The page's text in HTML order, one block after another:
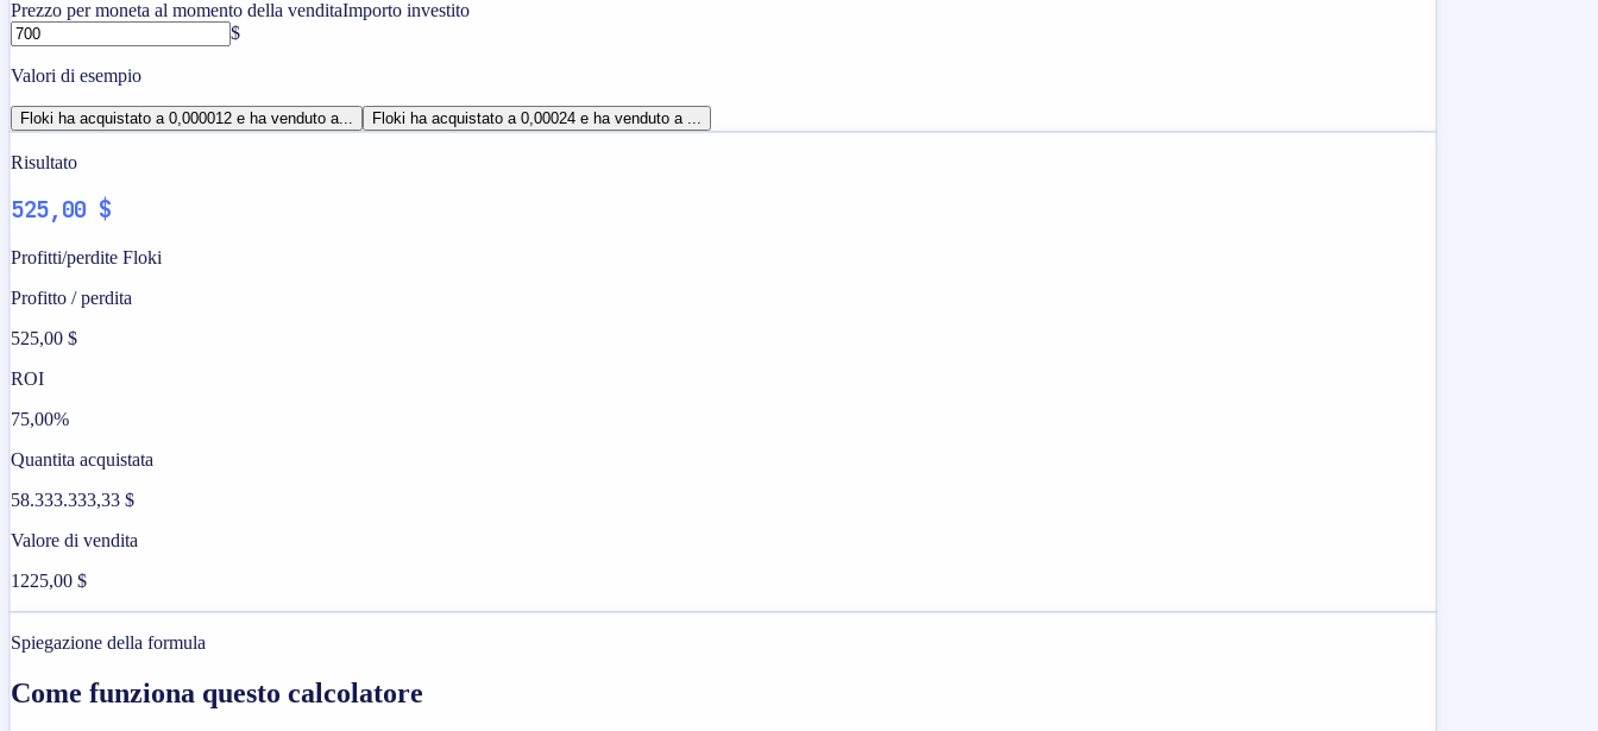
Prezzo per moneta al momento della venditaImporto investito
$
Valori di esempio
Floki ha acquistato a 0,000012 e ha venduto a... Floki ha acquistato a 0,00024 e ha venduto a ...
Risultato
525,00 $
Profitti/perdite Floki
Profitto / perdita
525,00 $
ROI
75,00%
Quantita acquistata
58.333.333,33 $
Valore di vendita
1225,00 $
Spiegazione della formula
Come funziona questo calcolatore